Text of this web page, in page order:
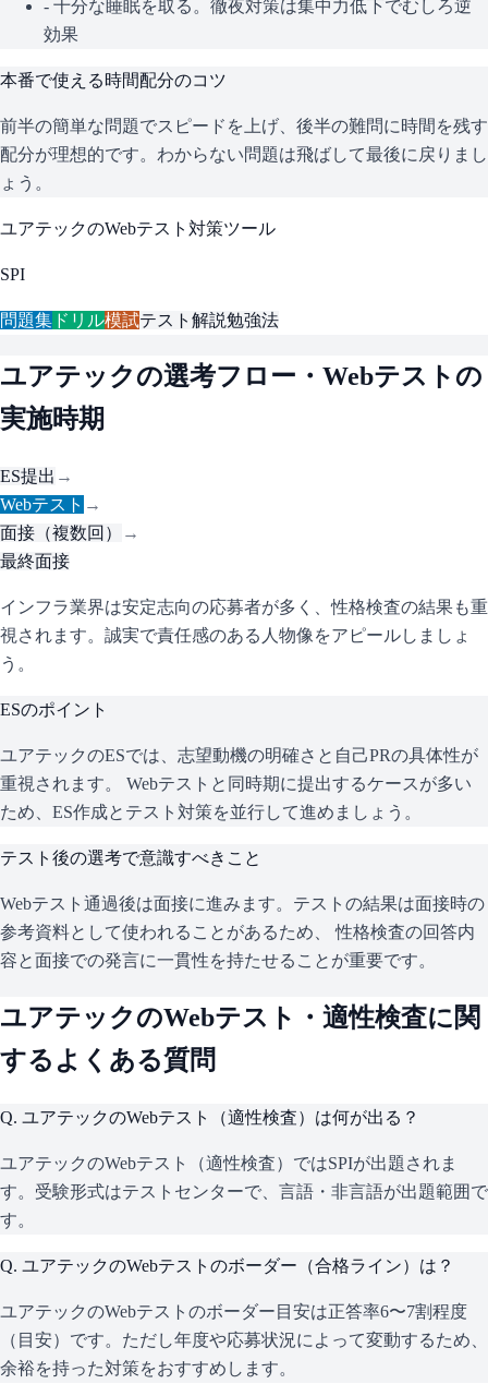
- 十分な睡眠を取る。徹夜対策は集中力低下でむしろ逆
効果
本番で使える時間配分のコツ
前半の簡単な問題でスピードを上げ、後半の難問に時間を残す
配分が理想的です。わからない問題は飛ばして最後に戻りまし
ょう。
ユアテックのWebテスト対策ツール
SPI
問題集 ドリル模試テスト解説勉強法
ユアテックの選考フロー・Webテストの
実施時期
ES提出 →
Webテスト →
面接（複数回）
→
最終面接
インフラ業界は安定志向の応募者が多く、性格検査の結果も重
視されます。誠実で責任感のある人物像をアピールしましょ
う。
ESのポイント
ユアテックのESでは、志望動機の明確さと自己PRの具体性が
重視されます。 Webテストと同時期に提出するケースが多い
ため、ES作成とテスト対策を並行して進めましょう。
テスト後の選考で意識すべきこと
Webテスト通過後は面接に進みます。テストの結果は面接時の
参考資料として使われることがあるため、 性格検査の回答内
容と面接での発言に一貫性を持たせることが重要です。
ユアテックのWebテスト・適性検査に関
するよくある質問
Q. ユアテックのWebテスト（適性検査）は何が出る？
ユアテックのWebテスト（適性検査）ではSPIが出題されま
す。受験形式はテストセンターで、言語・非言語が出題範囲で
す。
Q. ユアテックのWebテストのボーダー（合格ライン）は？
ユアテックのWebテストのボーダー目安は正答率6〜7割程度
（目安）です。ただし年度や応募状況によって変動するため、
余裕を持った対策をおすすめします。